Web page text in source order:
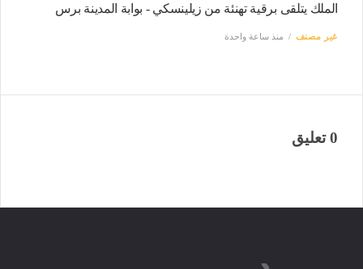
الملك يتلقى برقية تهنئة من زيلينسكي - بوابة المدينة برس
غير مصنف منذ ساعة واحدة
0 تعليق